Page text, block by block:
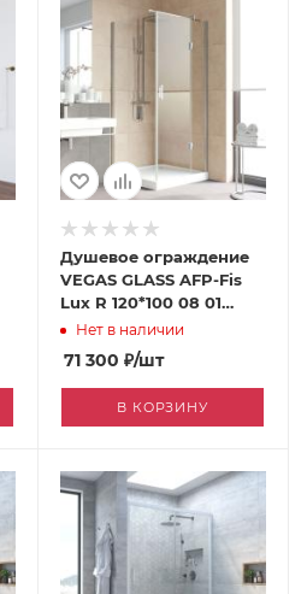
Душевое ограждение
VEGAS GLASS AFP-Fis
Lux R 120*100 08 01
[060446993]
Нет в наличии
71 300 ₽/шт
В КОРЗИНУ